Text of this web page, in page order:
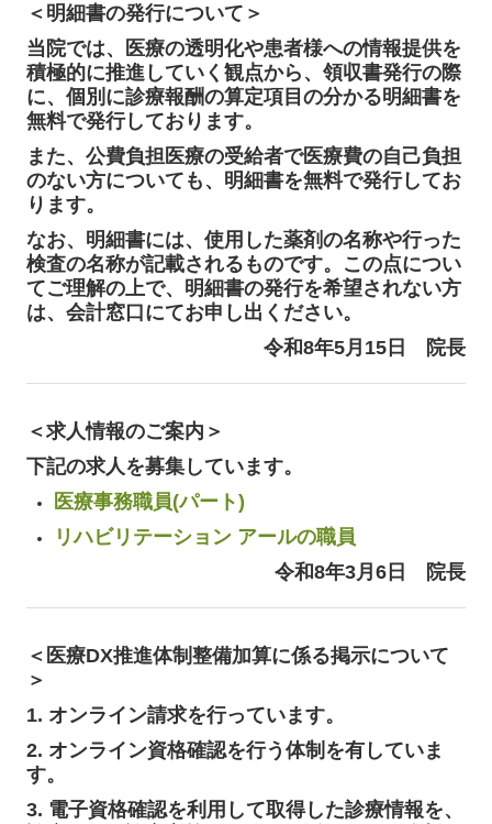
＜明細書の発行について＞
当院では、医療の透明化や患者様への情報提供を
積極的に推進していく観点から、領収書発行の際
に、個別に診療報酬の算定項目の分かる明細書を
無料で発行しております。
また、公費負担医療の受給者で医療費の自己負担
のない方についても、明細書を無料で発行してお
ります。
なお、明細書には、使用した薬剤の名称や行った
検査の名称が記載されるものです。この点につい
てご理解の上で、明細書の発行を希望されない方
は、会計窓口にてお申し出ください。
令和8年5月15日
院長
＜求人情報のご案内＞
下記の求人を募集しています。
医療事務職員(パート)
リハビリテーション アールの職員
令和8年3月6日
院長
＜ 医療DX推進体制整備加算に係る掲示について
＞
1. オンライン請求を行っています。
2. オンライン資格確認を行う体制を有していま
す。
3. 電子資格確認を利用して取得した診療情報を、